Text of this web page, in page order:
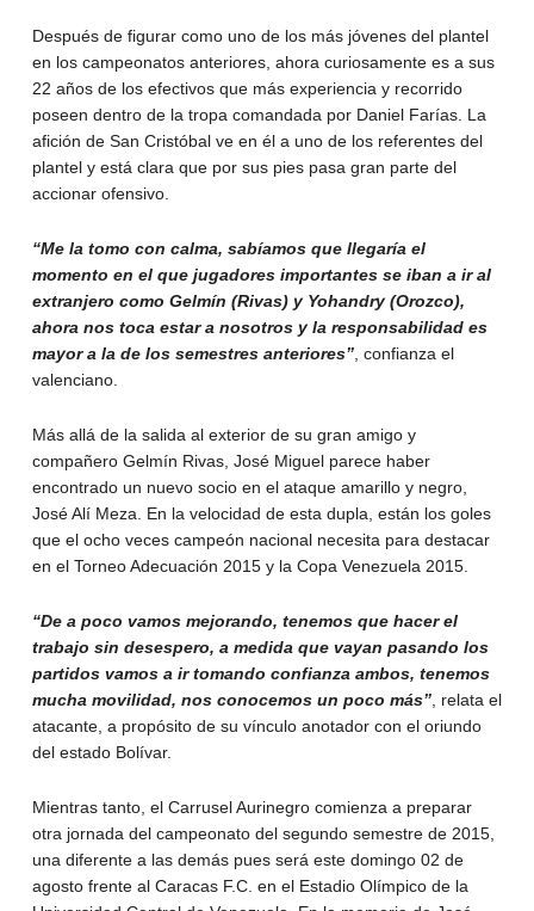
Después de figurar como uno de los más jóvenes del plantel
en los campeonatos anteriores, ahora curiosamente es a sus
22 años de los efectivos que más experiencia y recorrido
poseen dentro de la tropa comandada por Daniel Farías. La
afición de San Cristóbal ve en él a uno de los referentes del
plantel y está clara que por sus pies pasa gran parte del
accionar ofensivo.
“Me la tomo con calma, sabíamos que llegaría el
momento en el que jugadores importantes se iban a ir al
extranjero como Gelmín (Rivas) y Yohandry (Orozco),
ahora nos toca estar a nosotros y la responsabilidad es
mayor a la de los semestres anteriores”, confianza el
valenciano.
Más allá de la salida al exterior de su gran amigo y
compañero Gelmín Rivas, José Miguel parece haber
encontrado un nuevo socio en el ataque amarillo y negro,
José Alí Meza. En la velocidad de esta dupla, están los goles
que el ocho veces campeón nacional necesita para destacar
en el Torneo Adecuación 2015 y la Copa Venezuela 2015.
“De a poco vamos mejorando, tenemos que hacer el
trabajo sin desespero, a medida que vayan pasando los
partidos vamos a ir tomando confianza ambos, tenemos
mucha movilidad, nos conocemos un poco más”, relata el
atacante, a propósito de su vínculo anotador con el oriundo
del estado Bolívar.
Mientras tanto, el Carrusel Aurinegro comienza a preparar
otra jornada del campeonato del segundo semestre de 2015,
una diferente a las demás pues será este domingo 02 de
agosto frente al Caracas F.C. en el Estadio Olímpico de la